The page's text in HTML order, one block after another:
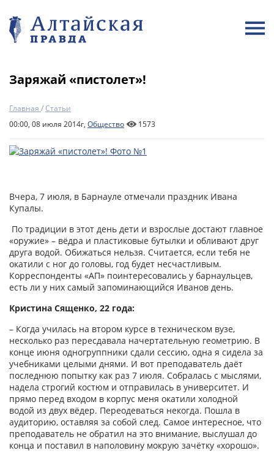
Заряжай «пистолет»!
Главная /Статьи
00:00, 08 июля 2014г, Общество 1573
Вчера, 7 июля, в Барнауле отмечали праздник Ивана
Купалы.
По традиции в этот день дети и взрослые достают главное
«оружие» – вёдра и пластиковые бутылки и обливают друг
друга водой. Обижаться нельзя. Считается, если тебя не
окатили с ног до головы, год будет несчастливым.
Корреспонденты «АП» поинтересовались у барнаульцев,
есть ли у них самый запоминающийся Иванов день.
Кристина Сященко, 22 года:
– Когда училась на втором курсе в техническом вузе,
несколько раз пересдавала начертательную геометрию. В
конце июня одногруппники сдали сессию, одна я сидела за
учебниками целыми днями. И вот преподаватель даёт
последнюю попытку как раз 7 июля. Собралась с мыслями,
надела строгий костюм и отправилась в университет. И
прямо перед входом в корпус меня окатили холодной
водой из двух вёдер. Переодеваться некогда. Пошла в
аудиторию, оставляя за собой след. Самое интересное, что
преподаватель не обратил на это внимание, выслушал до
конца и поставил в наполовину мокрую зачётку «хорошо».